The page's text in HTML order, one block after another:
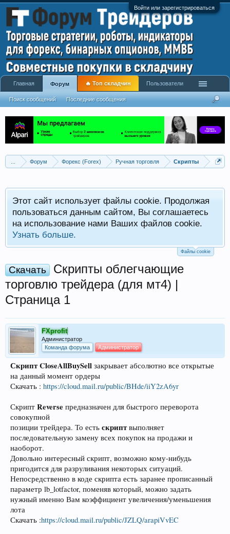
Войти или зарегистрироваться
Форум Форекс (Forex) Ручная торговля Скрипты
Этот сайт использует файлы cookie. Продолжая
пользоваться данным сайтом, Вы соглашаетесь
на использование нами Ваших файлов cookie.
Узнать больше.
Файлы cookie
Скачать
Скрипты облегчающие
торговлю трейдера (для мт4) |
Страница 1
FXprofit
Администратор
Команда форума
Администратор
Скрипт CloseAllBuySell закрывает абсолютно все открытые
на данный момент ордеры
Скачать : https://cloud.mail.ru/public/BHde/iiY2zA6yr
Скрипт Reverse предназначен для быстрого переворота
совокупной
позиции трейдера. То есть скриптвыполняет
последовательную замену всех покупок на продажи и
наоборот.
Довольно интересный скрипт, возможно кому-нибудь
пригодится для разруливания некоторых ситуаций.
Непосредственно в коде скрипта есть заранее прописанный
параметр lb_lotfactor, поменяв который, можно задать
нужный именно Вам коэффициент увеличения/уменьшения
лота
Скачать :https://cloud.mail.ru/public/JZLQ/arapiVvEC
Главная Форум
Поиск сообщений Последние сообщения
🔥 Топ складчин Пользователи